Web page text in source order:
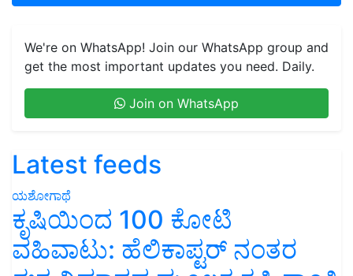
We're on WhatsApp! Join our WhatsApp group and
get the most important updates you need. Daily.
Join on WhatsApp
Latest feeds
ಯಶೋಗಾಥೆ
ಕೃಷಿಯಿಂದ 100 ಕೋಟಿ
ವಹಿವಾಟು: ಹೆಲಿಕಾಪ್ಟರ್ ನಂತರ